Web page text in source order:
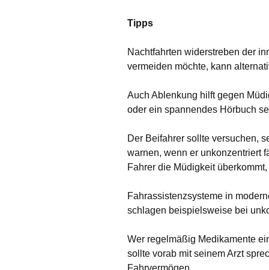
Tipps
Nachtfahrten widerstreben der
vermeiden möchte, kann
Auch Ablenkung hilft gegen
oder ein spannendes Hörbuch
Der Beifahrer sollte versuchen,
warnen, wenn er unkonzentriert
Fahrer die Müdigkeit
Fahrassistenzsysteme in
schlagen beispielsweise bei
Wer regelmäßig Medikamente
sollte vorab mit seinem Arzt
Fahrvermögen.